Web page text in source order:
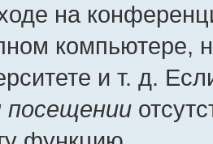
на
компьютере,
и т. д.
посещении